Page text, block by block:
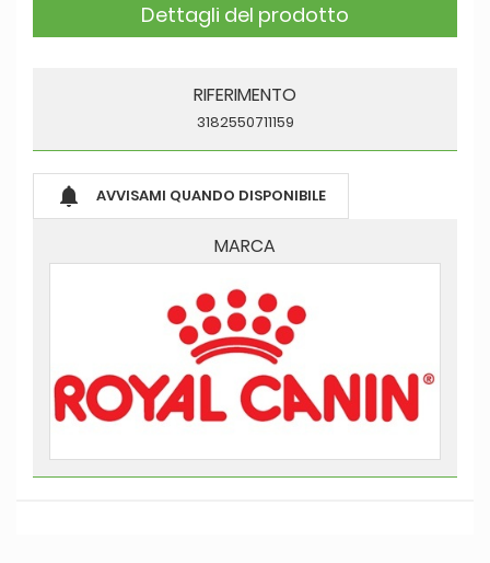
Dettagli del prodotto
RIFERIMENTO
3182550711159
 AVVISAMI QUANDO DISPONIBILE
MARCA